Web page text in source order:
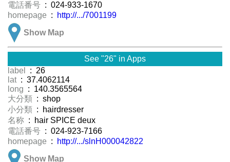
電話番号 : 024-933-1670
homepage :
http://.../7001199
Show Map
See "26" in Apps
label
: 26
lat : 37.4062114
long : 140.3565564
大分類 : shop
小分類 : hairdresser
名称 : hair SPICE deux
電話番号 : 024-923-7166
homepage :
http://.../slnH000042822
Show Map